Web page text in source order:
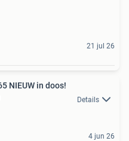
21 jul 26
NIEUW in doos!
Details
4 jun 26